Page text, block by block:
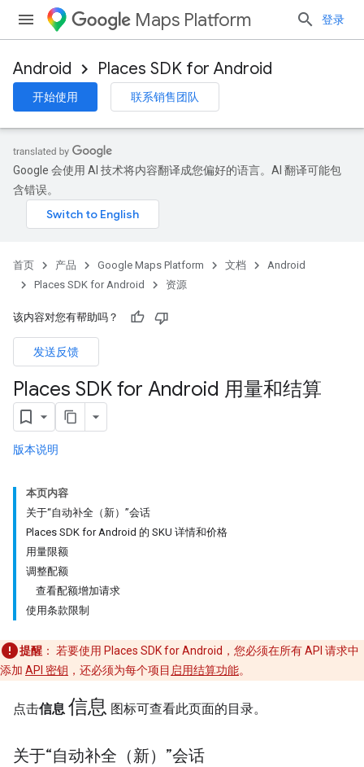
Maps Platform 登录
Android Places SDK for Android
开始使用 联系销售团队
Google 会使用 AI 技术将内容翻译成您偏好的语言。AI 翻译可能包
含错误。
首页 产品 Google Maps Platform 文档
Android
Places SDK for Android
资源
该内容对您有帮助吗？
发送反馈
Places SDK for Android 用量和结算
版本说明
本页内容
关于“自动补全（新）”会话
Places SDK for Android 的 SKU 详情和价格
用量限额
调整配额
查看配额增加请求
使用条款限制
提醒 ： 若要使用 Places SDK for Android，您必须在所有 API 请求中
添加 API 密钥 ，还必须为每个项目 启用结算功能。
点击信息 信息 图标可查看此页面的目录。
关于“自动补全（新）”会话